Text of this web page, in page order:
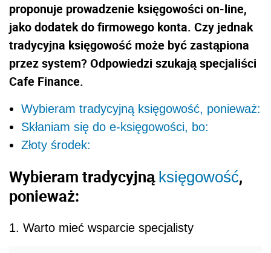
proponuje prowadzenie księgowości on-line,
jako dodatek do firmowego konta. Czy jednak
tradycyjna księgowość może być zastąpiona
przez system? Odpowiedzi szukają specjaliści
Cafe Finance.
Wybieram tradycyjną księgowość, ponieważ:
Skłaniam się do e-księgowości, bo:
Złoty środek:
Wybieram tradycyjną księgowość,
ponieważ:
1. Warto mieć wsparcie specjalisty